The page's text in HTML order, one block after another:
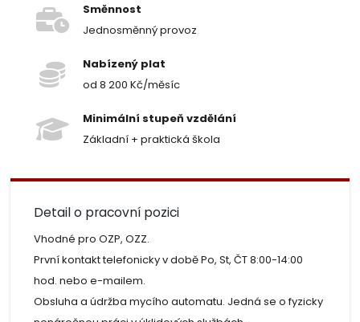
Směnnost
Jednosměnný provoz
Nabízený plat
od 8 200 Kč/měsíc
Minimální stupeň vzdělání
Základní + praktická škola
Detail o pracovní pozici
Vhodné pro OZP, OZZ.
První kontakt telefonicky v době Po, St, ČT 8:00-14:00
hod. nebo e-mailem.
Obsluha a údržba mycího automatu. Jedná se o fyzicky